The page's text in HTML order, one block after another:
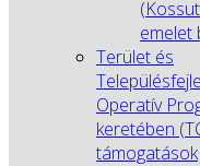
emelet
Terület és
Operatív
keretében
támogatások